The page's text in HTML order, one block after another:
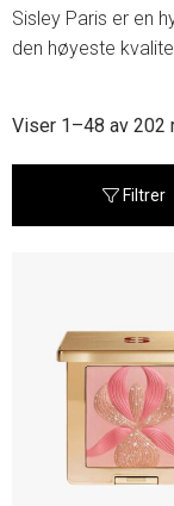
Sisley Paris er en
den høyeste
Viser 1–48 av 202
Filtrer